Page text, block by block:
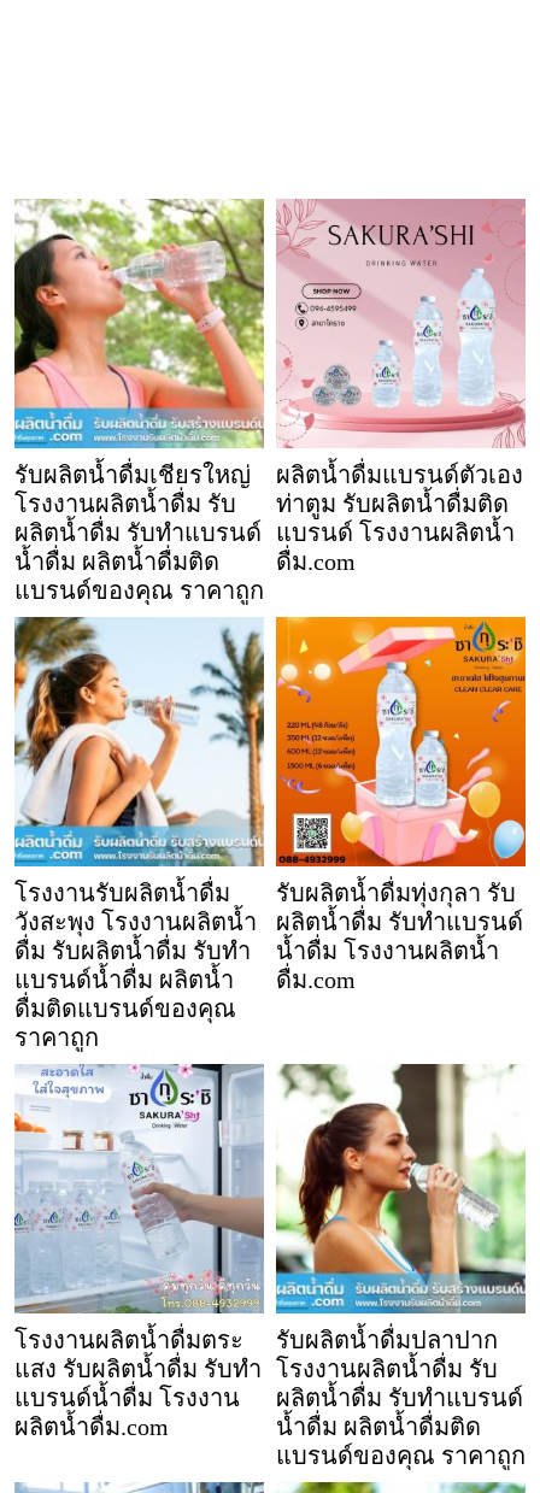
รับผลิตน้ำดื่มเชียรใหญ่
โรงงานผลิตน้ำดื่ม รับ
ผลิตน้ำดื่ม รับทำแบรนด์
น้ำดื่ม ผลิตน้ำดื่มติด
แบรนด์ของคุณ ราคาถูก
ผลิตน้ำดื่มแบรนด์ตัวเอง
ท่าตูม รับผลิตน้ำดื่มติด
แบรนด์ โรงงานผลิตน้ำ
ดื่ม.com
โรงงานรับผลิตน้ำดื่ม
วังสะพุง โรงงานผลิตน้ำ
ดื่ม รับผลิตน้ำดื่ม รับทำ
แบรนด์น้ำดื่ม ผลิตน้ำ
ดื่มติดแบรนด์ของคุณ
ราคาถูก
รับผลิตน้ำดื่มทุ่งกุลา รับ
ผลิตน้ำดื่ม รับทำแบรนด์
น้ำดื่ม โรงงานผลิตน้ำ
ดื่ม.com
โรงงานผลิตน้ำดื่มตระ
แสง รับผลิตน้ำดื่ม รับทำ
แบรนด์น้ำดื่ม โรงงาน
ผลิตน้ำดื่ม.com
รับผลิตน้ำดื่มปลาปาก
โรงงานผลิตน้ำดื่ม รับ
ผลิตน้ำดื่ม รับทำแบรนด์
น้ำดื่ม ผลิตน้ำดื่มติด
แบรนด์ของคุณ ราคาถูก